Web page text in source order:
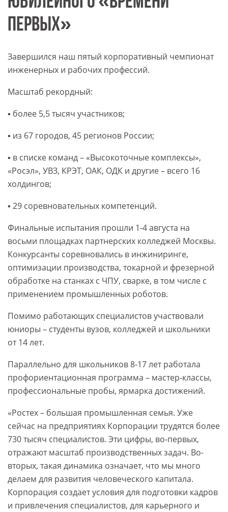
ПЕРВЫХ»
Завершился наш пятый корпоративный чемпионат
инженерных и рабочих профессий.
Масштаб рекордный:
▪️ более 5,5 тысяч участников;
▪️ из 67 городов, 45 регионов России;
▪️ в списке команд – «Высокоточные комплексы»,
«Росэл», УВЗ, КРЭТ, ОАК, ОДК и другие – всего 16
холдингов;
▪️ 29 соревновательных компетенций.
Финальные испытания прошли 1-4 августа на
восьми площадках партнерских колледжей Москвы.
Конкурсанты соревновались в инжиниринге,
оптимизации производства, токарной и фрезерной
обработке на станках с ЧПУ, сварке, в том числе с
применением промышленных роботов.
Помимо работающих специалистов участвовали
юниоры – студенты вузов, колледжей и школьники
от 14 лет.
Параллельно для школьников 8-17 лет работала
профориентационная программа – мастер-классы,
профессиональные пробы, ярмарка достижений.
«Ростех – большая промышленная семья. Уже
сейчас на предприятиях Корпорации трудятся более
730 тысяч специалистов. Эти цифры, во-первых,
отражают масштаб производственных задач. Во-
вторых, такая динамика означает, что мы много
делаем для развития человеческого капитала.
Корпорация создает условия для подготовки кадров
и привлечения специалистов, для карьерного и